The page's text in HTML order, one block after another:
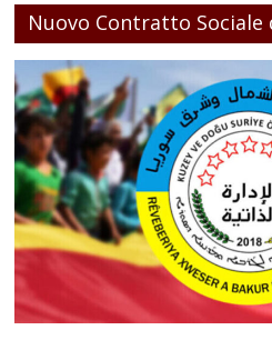
Nuovo Contratto Sociale